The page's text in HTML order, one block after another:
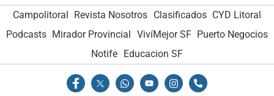
Campolitoral Revista Nosotros Clasificados CYD Litoral
Podcasts Mirador Provincial VivíMejor SF Puerto Negocios
Notife Educacion SF